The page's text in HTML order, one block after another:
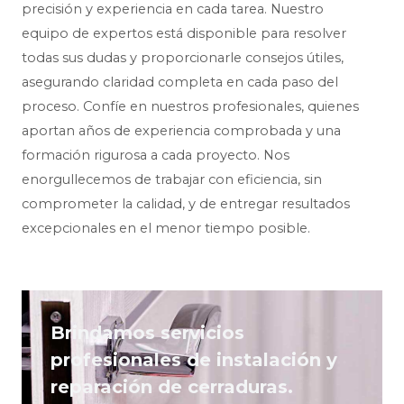
precisión y experiencia en cada tarea. Nuestro
equipo de expertos está disponible para resolver
todas sus dudas y proporcionarle consejos útiles,
asegurando claridad completa en cada paso del
proceso. Confíe en nuestros profesionales, quienes
aportan años de experiencia comprobada y una
formación rigurosa a cada proyecto. Nos
enorgullecemos de trabajar con eficiencia, sin
comprometer la calidad, y de entregar resultados
excepcionales en el menor tiempo posible.
Brindamos servicios
profesionales de instalación y
reparación de cerraduras.